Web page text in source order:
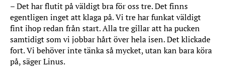
– Det har flutit på väldigt bra för oss tre. Det finns
egentligen inget att klaga på. Vi tre har funkat väldigt
fint ihop redan från start. Alla tre gillar att ha pucken
samtidigt som vi jobbar hårt över hela isen. Det klickade
fort. Vi behöver inte tänka så mycket, utan kan bara köra
på, säger Linus.